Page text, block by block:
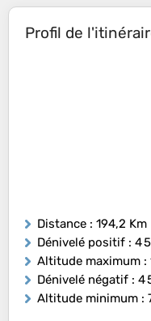
Profil de
Distance : 194,2 Km
Dénivelé positif : 4
Altitude maximum :
Dénivelé négatif : 4
Altitude minimum :